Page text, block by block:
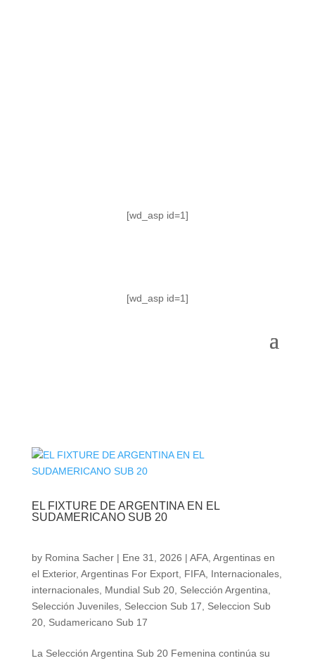
[wd_asp id=1]
[wd_asp id=1]
EL FIXTURE DE ARGENTINA EN EL
SUDAMERICANO SUB 20
by Romina Sacher| Ene 31, 2026 | AFA, Argentinas en
el Exterior, Argentinas For Export, FIFA, Internacionales,
internacionales, Mundial Sub 20, Selección Argentina
Selección Juveniles, Seleccion Sub 17
Seleccion Sub
20, Sudamericano Sub 17
La Selección Argentina Sub 20 Femenina continúa su